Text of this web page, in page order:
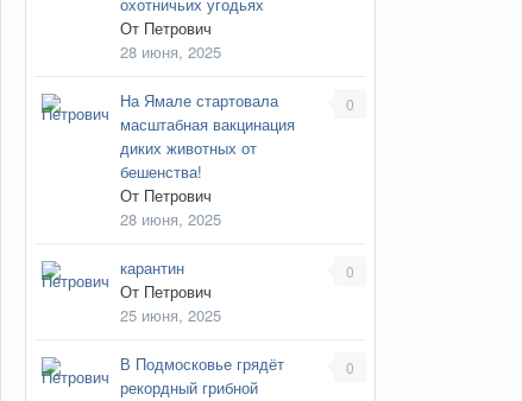
От Петрович
28 июня, 2025
0
На Ямале стартовала
масштабная вакцинация
диких животных от
бешенства!
От Петрович
28 июня, 2025
0
карантин
От Петрович
25 июня, 2025
0
В Подмосковье грядёт
рекордный грибной